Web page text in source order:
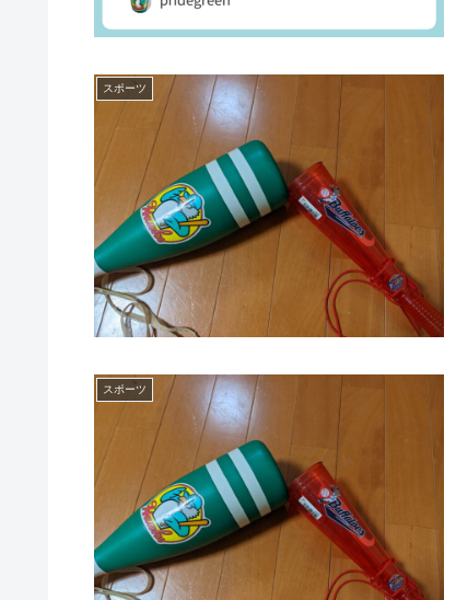
スポーツ
スポーツ